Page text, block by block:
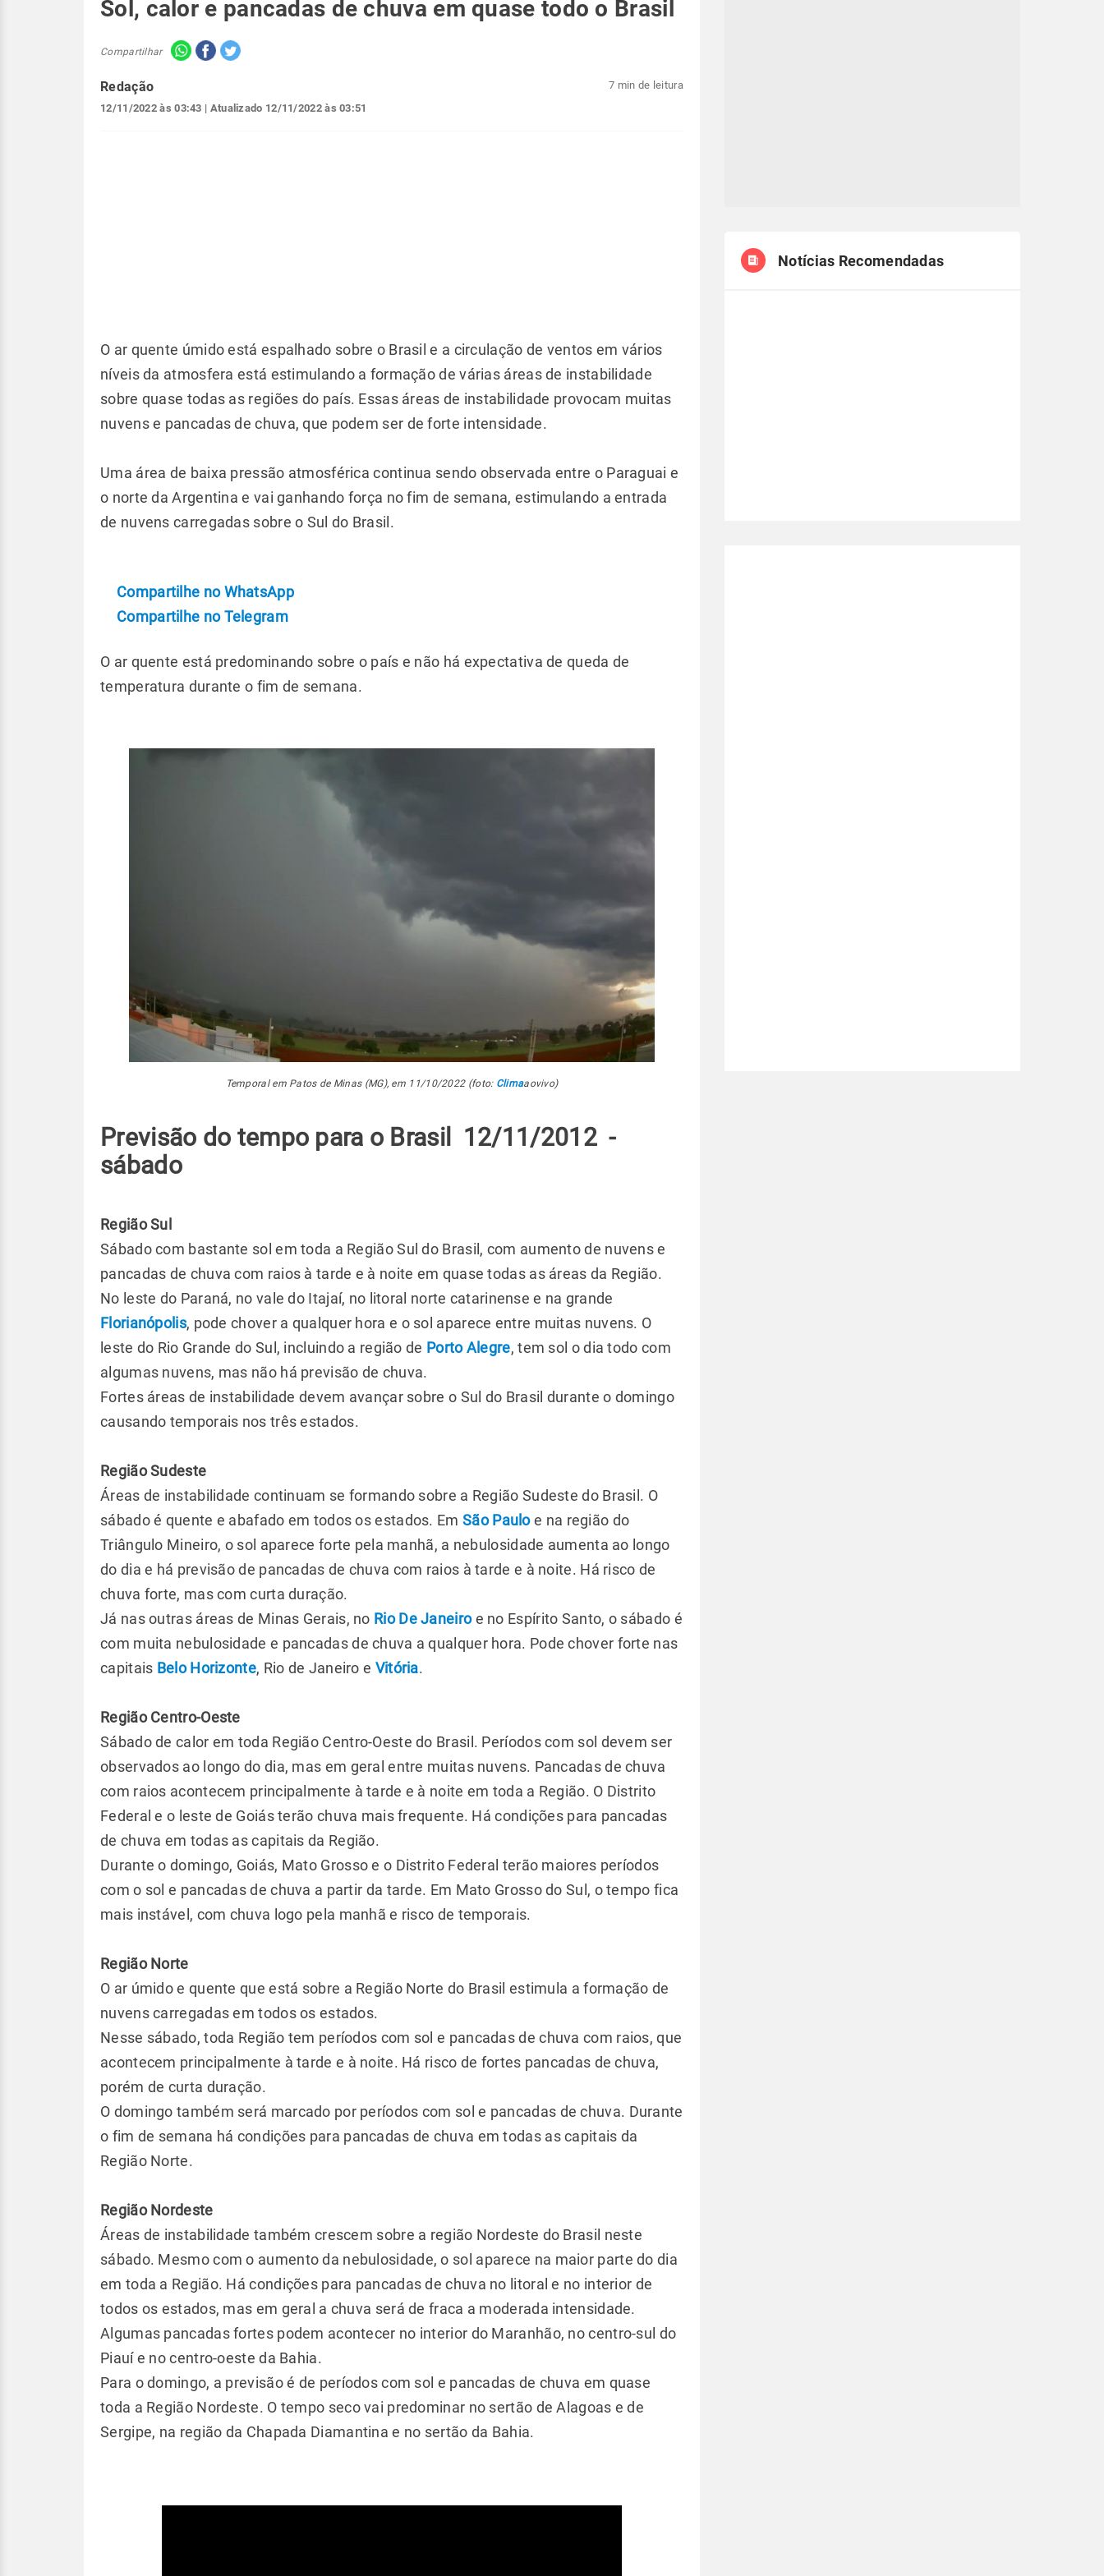
Sol, calor e pancadas de chuva em quase todo o Brasil
Compartilhar
Redação
12/11/2022 às 03:43 | Atualizado 12/11/2022 às 03:51
7 min de leitura
O ar quente úmido está espalhado sobre o Brasil e a circulação de ventos em vários
níveis da atmosfera está estimulando a formação de várias áreas de instabilidade
sobre quase todas as regiões do país. Essas áreas de instabilidade provocam muitas
nuvens e pancadas de chuva, que podem ser de forte intensidade.
Uma área de baixa pressão atmosférica continua sendo observada entre o Paraguai e
o norte da Argentina e vai ganhando força no fim de semana, estimulando a entrada
de nuvens carregadas sobre o Sul do Brasil.
Compartilhe no WhatsApp
Compartilhe no Telegram
O ar quente está predominando sobre o país e não há expectativa de queda de
temperatura durante o fim de semana.
Temporal em Patos de Minas (MG), em 11/10/2022 (foto: Climaaovivo)
Previsão do tempo para o Brasil 12/11/2012 -
sábado
Região Sul
Sábado com bastante sol em toda a Região Sul do Brasil, com aumento de nuvens e
pancadas de chuva com raios à tarde e à noite em quase todas as áreas da Região.
No leste do Paraná, no vale do Itajaí, no litoral norte catarinense e na grande
Florianópolis, pode chover a qualquer hora e o sol aparece entre muitas nuvens. O
leste do Rio Grande do Sul, incluindo a região de Porto Alegre, tem sol o dia todo com
algumas nuvens, mas não há previsão de chuva.
Fortes áreas de instabilidade devem avançar sobre o Sul do Brasil durante o domingo
causando temporais nos três estados.
Região Sudeste
Áreas de instabilidade continuam se formando sobre a Região Sudeste do Brasil. O
sábado é quente e abafado em todos os estados. Em São Pauloe na região do
Triângulo Mineiro, o sol aparece forte pela manhã, a nebulosidade aumenta ao longo
do dia e há previsão de pancadas de chuva com raios à tarde e à noite. Há risco de
chuva forte, mas com curta duração.
Já nas outras áreas de Minas Gerais, no Rio De Janeiroe no Espírito Santo, o sábado é
com muita nebulosidade e pancadas de chuva a qualquer hora. Pode chover forte nas
capitais Belo Horizonte, Rio de Janeiro e Vitória.
Região Centro-Oeste
Sábado de calor em toda Região Centro-Oeste do Brasil. Períodos com sol devem ser
observados ao longo do dia, mas em geral entre muitas nuvens. Pancadas de chuva
com raios acontecem principalmente à tarde e à noite em toda a Região. O Distrito
Federal e o leste de Goiás terão chuva mais frequente. Há condições para pancadas
de chuva em todas as capitais da Região.
Durante o domingo, Goiás, Mato Grosso e o Distrito Federal terão maiores períodos
com o sol e pancadas de chuva a partir da tarde. Em Mato Grosso do Sul, o tempo fica
mais instável, com chuva logo pela manhã e risco de temporais.
Região Norte
O ar úmido e quente que está sobre a Região Norte do Brasil estimula a formação de
nuvens carregadas em todos os estados.
Nesse sábado, toda Região tem períodos com sol e pancadas de chuva com raios, que
acontecem principalmente à tarde e à noite. Há risco de fortes pancadas de chuva,
porém de curta duração.
O domingo também será marcado por períodos com sol e pancadas de chuva. Durante
o fim de semana há condições para pancadas de chuva em todas as capitais da
Região Norte.
Região Nordeste
Áreas de instabilidade também crescem sobre a região Nordeste do Brasil neste
sábado. Mesmo com o aumento da nebulosidade, o sol aparece na maior parte do dia
em toda a Região. Há condições para pancadas de chuva no litoral e no interior de
todos os estados, mas em geral a chuva será de fraca a moderada intensidade.
Algumas pancadas fortes podem acontecer no interior do Maranhão, no centro-sul do
Piauí e no centro-oeste da Bahia.
Para o domingo, a previsão é de períodos com sol e pancadas de chuva em quase
toda a Região Nordeste. O tempo seco vai predominar no sertão de Alagoas e de
Sergipe, na região da Chapada Diamantina e no sertão da Bahia.
Notícias Recomendadas